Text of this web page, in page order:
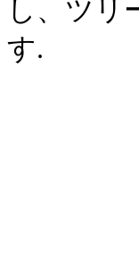
し、ツリ
す.